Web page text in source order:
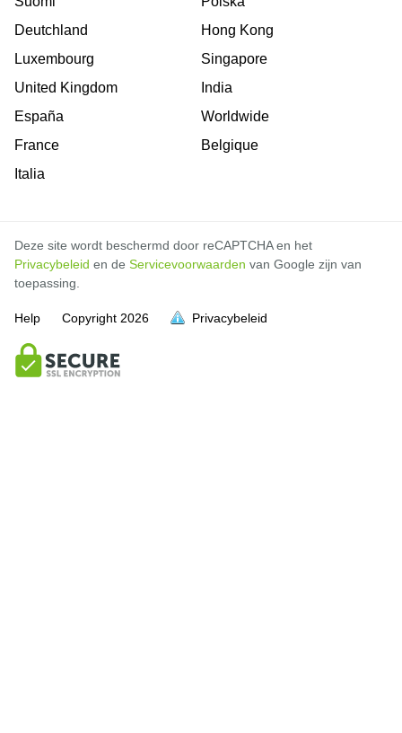
Deutchland
Luxembourg
United Kingdom
España
France
Italia
Hong Kong
Singapore
India
Worldwide
Belgique
Deze site wordt beschermd door reCAPTCHA en het
Privacybeleid en de Servicevoorwaarden van Google zijn van
toepassing.
Help Copyright 2026 Privacybeleid